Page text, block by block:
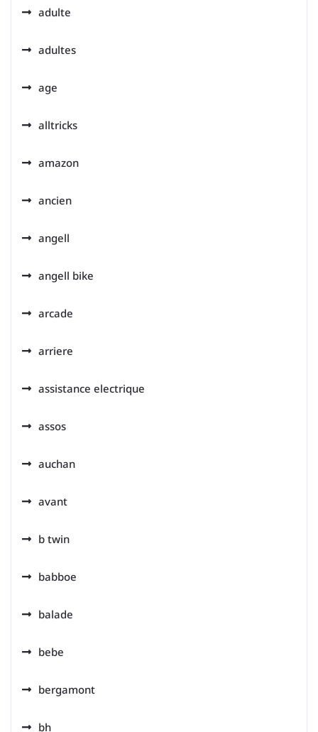
adulte
adultes
age
alltricks
amazon
ancien
angell
angell bike
arcade
arriere
assistance electrique
assos
auchan
avant
b twin
babboe
balade
bebe
bergamont
bh